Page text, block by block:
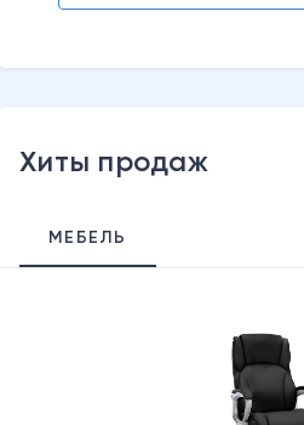
Хиты продаж
МЕБЕЛЬ